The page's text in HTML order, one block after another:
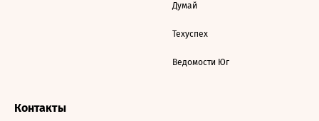
Думай
Техуспех
Ведомости Юг
Контакты